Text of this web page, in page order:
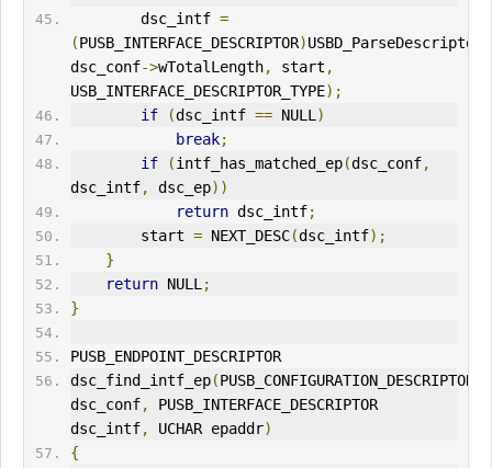
        dsc_intf
=
(PUSB_INTERFACE_DESCRIPTOR)USBD_ParseDescriptors
dsc_conf->wTotalLength, start ,
USB_INTERFACE_DESCRIPTOR_TYPE);
if
(dsc_intf == NULL )
break;
if
(intf_has_matched_ep(dsc_conf,
dsc_intf, dsc_ep))
return dsc_intf;
        start
= NEXT_DESC(dsc_intf);
}
return NULL ;
}
PUSB_ENDPOINT_DESCRIPTOR
dsc_find_intf_ep(PUSB_CONFIGURATION_DESCRIPTOR
dsc_conf,
PUSB_INTERFACE_DESCRIPTOR
dsc_intf, UCHAR epaddr)
{